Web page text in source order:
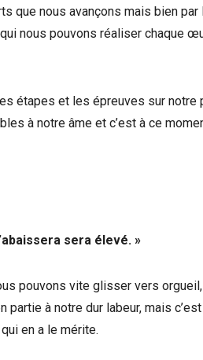
que nous avançons mais bien par
nous pouvons réaliser chaque
étapes et les épreuves sur notre
à notre âme et c’est à ce
sera élevé. »
pouvons vite glisser vers
à notre dur labeur, mais
en a le mérite.